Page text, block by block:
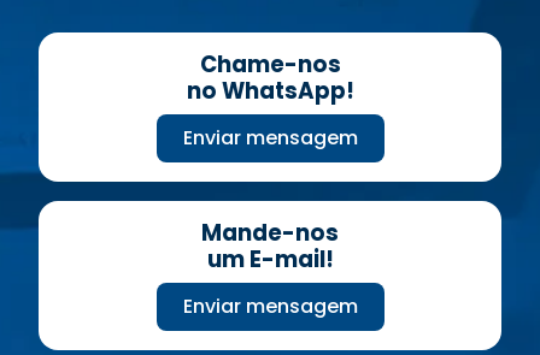
Chame-nos
no WhatsApp!
Enviar mensagem
Mande-nos
um E-mail!
Enviar mensagem